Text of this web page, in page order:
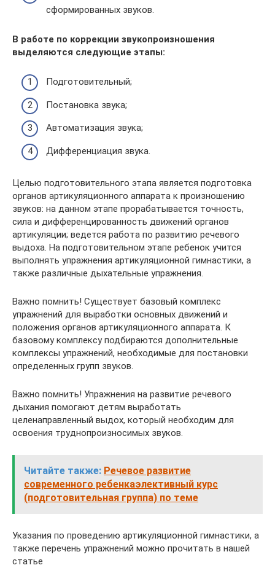
сформированных звуков.
В работе по коррекции звукопроизношения
выделяются следующие этапы:
Подготовительный;
Постановка звука;
Автоматизация звука;
Дифференциация звука.
Целью подготовительного этапа является подготовка
органов артикуляционного аппарата к произношению
звуков: на данном этапе прорабатывается точность,
сила и дифференцированность движений органов
артикуляции; ведется работа по развитию речевого
выдоха. На подготовительном этапе ребенок учится
выполнять упражнения артикуляционной гимнастики, а
также различные дыхательные упражнения.
Важно помнить! Существует базовый комплекс
упражнений для выработки основных движений и
положения органов артикуляционного аппарата. К
базовому комплексу подбираются дополнительные
комплексы упражнений, необходимые для постановки
определенных групп звуков.
Важно помнить! Упражнения на развитие речевого
дыхания помогают детям выработать
целенаправленный выдох, который необходим для
освоения труднопроизносимых звуков.
Читайте также: Речевое развитие
современного ребенкаэлективный курс
(подготовительная группа) по теме
Указания по проведению артикуляционной гимнастики, а
также перечень упражнений можно прочитать в нашей
статье